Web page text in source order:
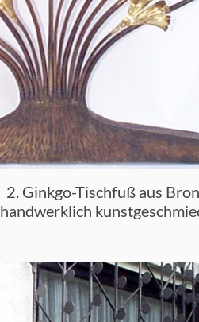
2. Ginkgo-Tischfuß aus
handwerklich